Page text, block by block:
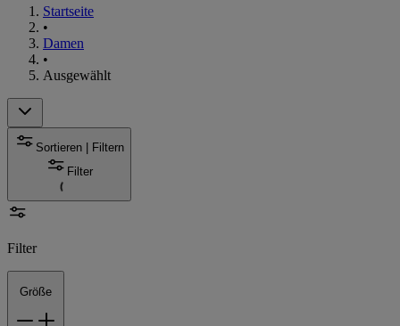
Startseite
•
Damen
•
Ausgewählt
Sortieren | Filtern
Filter
Filter
Größe